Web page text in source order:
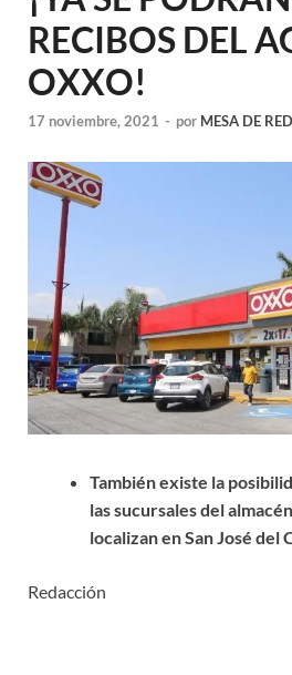
RECIBOS DEL
OXXO!
17 noviembre, 2021 - por MESA DE
También existe la
las sucursales del
localizan en San José del
Redacción